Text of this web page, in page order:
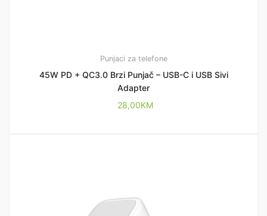
Punjaci za telefone
45W PD + QC3.0 Brzi Punjač – USB-C i USB Sivi
Adapter
28,00KM